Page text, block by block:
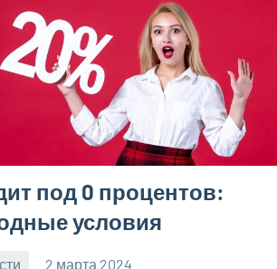
под 0 процентов:
условия
2 марта 2024